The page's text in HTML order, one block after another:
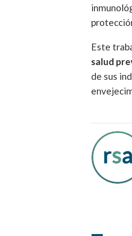
Este
salud
de sus